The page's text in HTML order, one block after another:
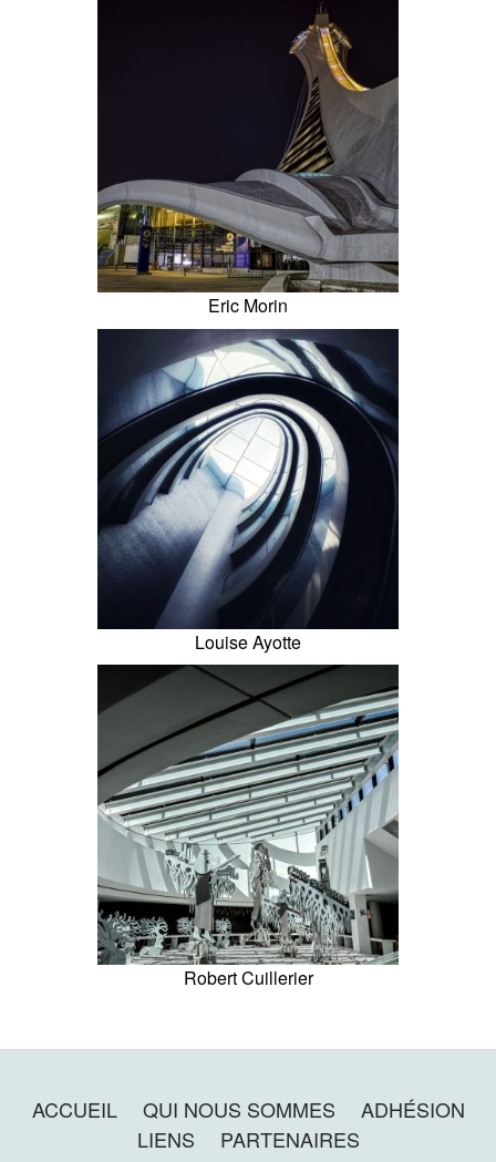
Eric Morin
Louise Ayotte
Robert Cuillerier
ACCUEIL QUI NOUS SOMMES
ADHÉSION
LIENS
PARTENAIRES